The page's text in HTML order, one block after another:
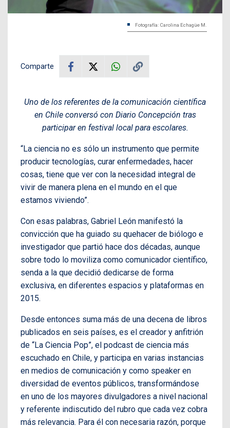
Fotografía: Carolina Echagüe M.
Comparte
Uno de los referentes de la comunicación científica
en Chile conversó con Diario Concepción tras
participar en festival local para escolares.
“La ciencia no es sólo un instrumento que permite
producir tecnologías, curar enfermedades, hacer
cosas, tiene que ver con la necesidad integral de
vivir de manera plena en el mundo en el que
estamos viviendo”.
Con esas palabras, Gabriel León manifestó la
convicción que ha guiado su quehacer de biólogo e
investigador que partió hace dos décadas, aunque
sobre todo lo moviliza como comunicador científico,
senda a la que decidió dedicarse de forma
exclusiva, en diferentes espacios y plataformas en
2015.
Desde entonces suma más de una decena de libros
publicados en seis países, es el creador y anfitrión
de “La Ciencia Pop”, el podcast de ciencia más
escuchado en Chile, y participa en varias instancias
en medios de comunicación y como speaker en
diversidad de eventos públicos, transformándose
en uno de los mayores divulgadores a nivel nacional
y referente indiscutido del rubro que cada vez cobra
más relevancia. Para él con necesaria razón, porque